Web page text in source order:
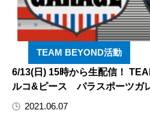
TEAM BEYOND活動
6/13(日) 15時から生配信！
ルコ&ピース パラスポーツガ
2021.06.07